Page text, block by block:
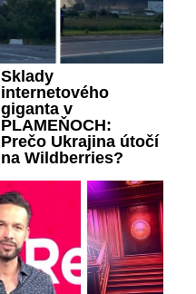
Sklady
internetového
giganta v
PLAMEŇOCH:
Prečo Ukrajina útočí
na Wildberries?